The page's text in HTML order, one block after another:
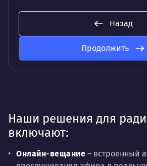
Назад
Продолжить
Наши решения для
включают:
Онлайн-вещание – встроенный